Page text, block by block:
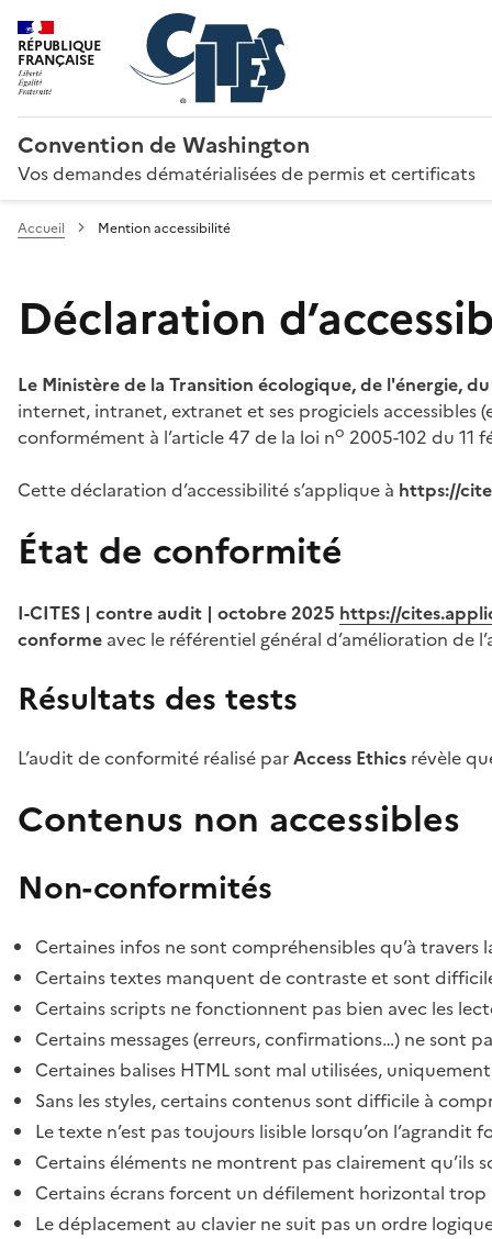
RÉPUBLIQUE
FRANÇAISE
Convention de Washington
Vos demandes dématérialisées de permis et certificats
Accueil Mention accessibilité
Déclaration
Le Ministère de la Transition écologique, de l'énergie,
internet, intranet, extranet et ses progiciels
conformément à l’article 47 de la loi no 2005-102 du 11
Cette déclaration d’accessibilité s’applique à https://
État de conformité
I-CITES | contre audit | octobre 2025 https://
conforme avec le référentiel général d’amélioration de
Résultats des tests
L’audit de conformité réalisé parAccess Ethics révèle
Contenus non accessibles
Non-conformités
Certaines infos ne sont compréhensibles qu’à travers
Certains textes manquent de contraste et sont
Certains scripts ne fonctionnent pas bien avec les
Certains messages (erreurs, confirmations…) ne sont
Certaines balises HTML sont mal utilisées,
Sans les styles, certains contenus sont difficile à
Le texte n’est pas toujours lisible lorsqu’on l’agrandit
Certains éléments ne montrent pas clairement qu’ils
Certains écrans forcent un défilement horizontal
Le déplacement au clavier ne suit pas un ordre